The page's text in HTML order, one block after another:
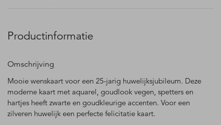
Productinformatie
Omschrijving
Mooie wenskaart voor een 25-jarig huwelijksjubileum. Deze
moderne kaart met aquarel, goudlook vegen, spetters en
hartjes heeft zwarte en goudkleurige accenten. Voor een
zilveren huwelijk een perfecte felicitatie kaart.